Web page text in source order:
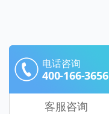
电话咨询
400-166-3656
客服咨询